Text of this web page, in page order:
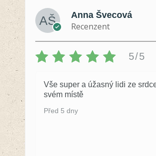
Anna Švecová
Recenzent
5/5
Vše super a úžasný lidi ze
svém místě
Před 5 dny